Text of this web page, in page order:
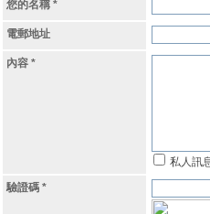
您的名稱 *
電郵地址
內容 *
私人訊
驗證碼 *